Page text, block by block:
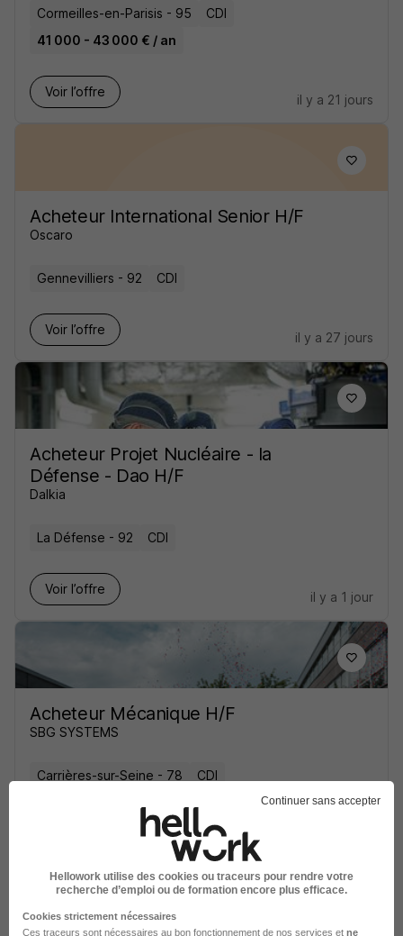
Cormeilles-en-Parisis - 95
CDI
41 000 - 43 000 € / an
Voir l’offre
il y a 21 jours
Acheteur International Senior H/F
Oscaro
Gennevilliers - 92 CDI
Voir l’offre
il y a 27 jours
Acheteur Projet Nucléaire - la
Défense - Dao H/F
Dalkia
La Défense - 92 CDI
Voir l’offre
il y a 1 jour
Acheteur Mécanique H/F
SBG SYSTEMS
Carrières-sur-Seine - 78
CDI
Continuer sans accepter
Hellowork utilise des cookies ou traceurs pour rendre votre
recherche d’emploi ou de formation encore plus efficace.
Cookies strictement nécessaires
Ces traceurs sont nécessaires au bon fonctionnement de nos services et ne